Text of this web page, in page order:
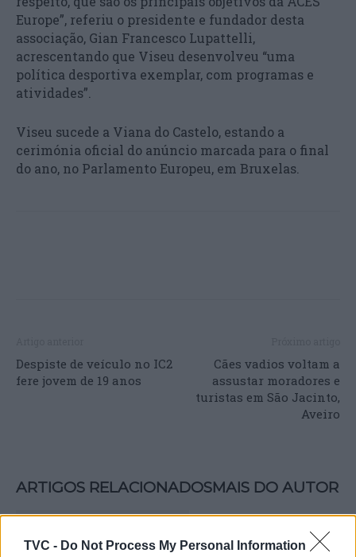
TVC - Do Not Process My Personal Information
Europe”, referiu o presidente e fundador desta
associação, Gian Francesco Lupattelli,
acrescentando que Viseu desenvolveu “uma
política desportiva exemplar, com programas e
atividades”.
Viseu sucede a Viana do Castelo, estando a
cerimónia oficial do anúncio marcada para o final
do ano, no Parlamento Europeu, em Bruxelas.
Despiste de veículo no IC2
fere jovem de 19 anos
Cães vadios voltam a
assustar moradores e
turistas em São Jacinto,
Aveiro
ARTIGOS RELACIONADOSMAIS DO AUTOR